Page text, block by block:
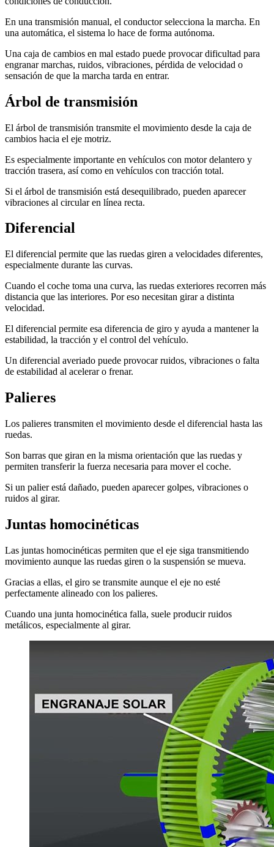
En una transmisión manual, el conductor selecciona la marcha. En
una automática, el sistema lo hace de forma autónoma.
Una caja de cambios en mal estado puede provocar dificultad para
engranar marchas, ruidos, vibraciones, pérdida de velocidad o
sensación de que la marcha tarda en entrar.
Árbol de transmisión
El árbol de transmisión transmite el movimiento desde la caja de
cambios hacia el eje motriz.
Es especialmente importante en vehículos con motor delantero y
tracción trasera, así como en vehículos con tracción total.
Si el árbol de transmisión está desequilibrado, pueden aparecer
vibraciones al circular en línea recta.
Diferencial
El diferencial permite que las ruedas giren a velocidades diferentes,
especialmente durante las curvas.
Cuando el coche toma una curva, las ruedas exteriores recorren más
distancia que las interiores. Por eso necesitan girar a distinta
velocidad.
El diferencial permite esa diferencia de giro y ayuda a mantener la
estabilidad, la tracción y el control del vehículo.
Un diferencial averiado puede provocar ruidos, vibraciones o falta
de estabilidad al acelerar o frenar.
Palieres
Los palieres transmiten el movimiento desde el diferencial hasta las
ruedas.
Son barras que giran en la misma orientación que las ruedas y
permiten transferir la fuerza necesaria para mover el coche.
Si un palier está dañado, pueden aparecer golpes, vibraciones o
ruidos al girar.
Juntas homocinéticas
Las juntas homocinéticas permiten que el eje siga transmitiendo
movimiento aunque las ruedas giren o la suspensión se mueva.
Gracias a ellas, el giro se transmite aunque el eje no esté
perfectamente alineado con los palieres.
Cuando una junta homocinética falla, suele producir ruidos
metálicos, especialmente al girar.